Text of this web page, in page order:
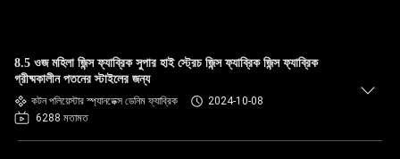
8.5 ওজ মহিলা জিন্স ফ্যাব্রিক সুপার হাই স্ট্রেচ জিন্স ফ্যাব্রিক জিন্স ফ্যাব্রিক
গ্রীষ্মকালীন পতনের স্টাইলের জন্য
কটন পলিয়েস্টার স্প্যানডেক্স ডেনিম ফ্যাব্রিক
2024-10-08
6288 মতামত